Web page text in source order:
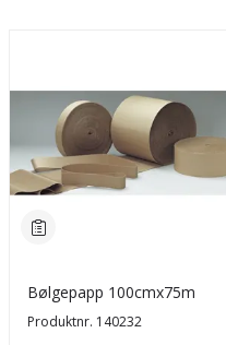
Bølgepapp 100cmx75m
Produktnr. 140232